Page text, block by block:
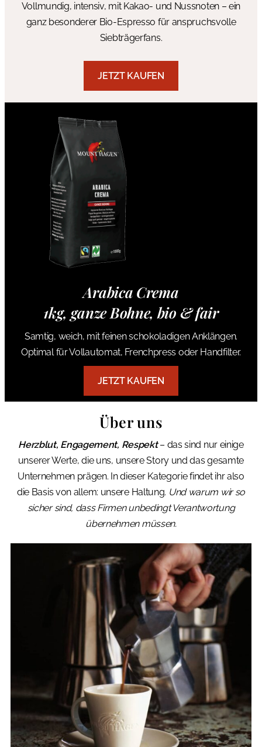
Vollmundig, intensiv, mit Kakao- und Nussnoten – ein
ganz besonderer Bio-Espresso für anspruchsvolle
Siebträgerfans.
JETZT KAUFEN
Arabica Crema
1kg, ganze Bohne, bio & fair
Samtig, weich, mit feinen schokoladigen Anklängen.
Optimal für Vollautomat, Frenchpress oder Handfilter.
JETZT KAUFEN
Über uns
Herzblut, Engagement, Respekt – das sind nur einige
unserer Werte, die uns, unsere Story und das gesamte
Unternehmen prägen. In dieser Kategorie findet ihr also
die Basis von allem: unsere Haltung. Und warum wir so
sicher sind, dass Firmen unbedingt Verantwortung
übernehmen müssen.